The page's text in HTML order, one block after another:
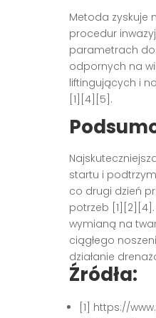
Metoda zyskuje
procedur
parametrach
odpornych na
liftingujących i
[1][4][5].
startu i
co drugi dzień
potrzeb [1][2][4].
wymianą na
ciągłego
działanie
Źródła:
[1] https://